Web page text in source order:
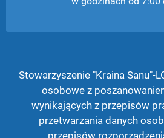
Stowarzyszenie "Kraina Sanu"-
osobowe z
wynikających z przepisów
przetwarzania danych
przepisów